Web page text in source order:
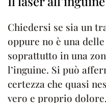
Chiedersi se sia un
oppure no è una
soprattutto in una
l’inguine. Si può
certezza che quasi
vero e proprio